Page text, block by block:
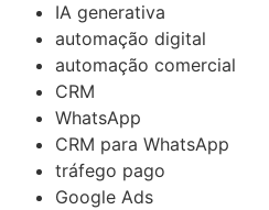
IA generativa
automação digital
automação comercial
CRM
WhatsApp
CRM para WhatsApp
tráfego pago
Google Ads